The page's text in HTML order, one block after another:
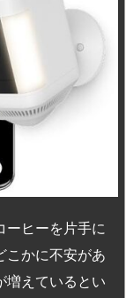
ーヒーを片手に
こかに不安があ
増えているとい